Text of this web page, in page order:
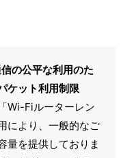
の公平な利用のた
ケット利用制限
Wi-Fiルーターレン
により、一般的なご
量を提供しておりま